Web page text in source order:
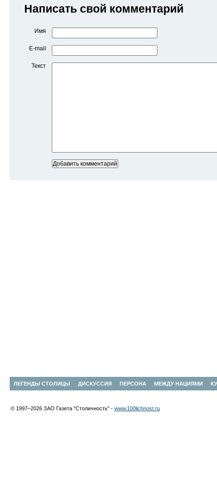
Написать свой комментарий
Имя
E-mail
Текст
ЛЕГЕНДЫ СТОЛИЦЫ ДИСКУССИЯ ПЕРСОНА МЕЖДУ НАЦИЯМИ
© 1997–2026 ЗАО Газета "Столичность" - www.100lichnost.ru